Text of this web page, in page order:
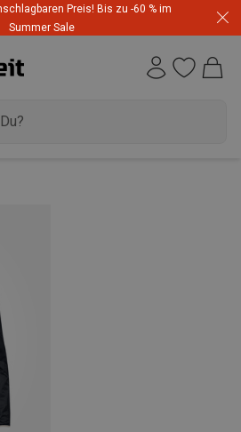
Preis! Bis zu -60 % im
Summer Sale